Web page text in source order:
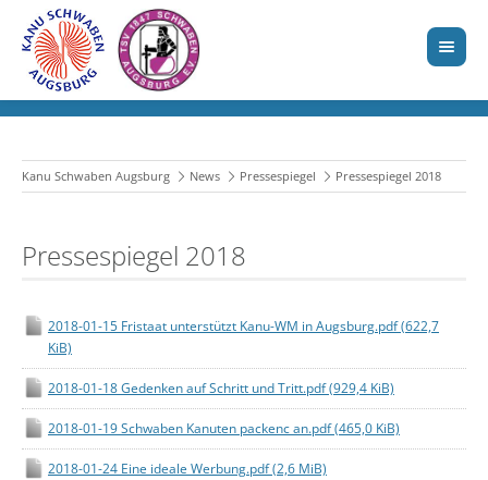
Kanu Schwaben Augsburg News Pressespiegel Pressespiegel 2018
Pressespiegel 2018
2018-01-15 Fristaat unterstützt Kanu-WM in Augsburg.pdf(622,7
KiB)
2018-01-18 Gedenken auf Schritt und Tritt.pdf(929,4 KiB)
2018-01-19 Schwaben Kanuten packenc an.pdf(465,0 KiB)
2018-01-24 Eine ideale Werbung.pdf(2,6 MiB)